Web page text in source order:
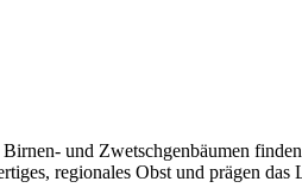
und Zwetschgenbäumen
regionales Obst und prägen